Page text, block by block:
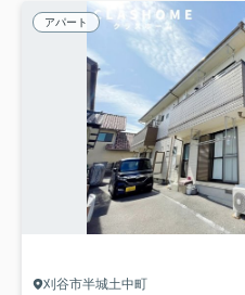
アパート
刈谷市半城土中町